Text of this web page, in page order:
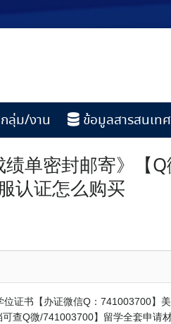
กลุ่ม/งาน ข้อมูลสารสนเทศ
绩单密封邮寄》
认证怎么购买
证书【办证微信Q：741003700】
查Q微/741003700】留学全套申请